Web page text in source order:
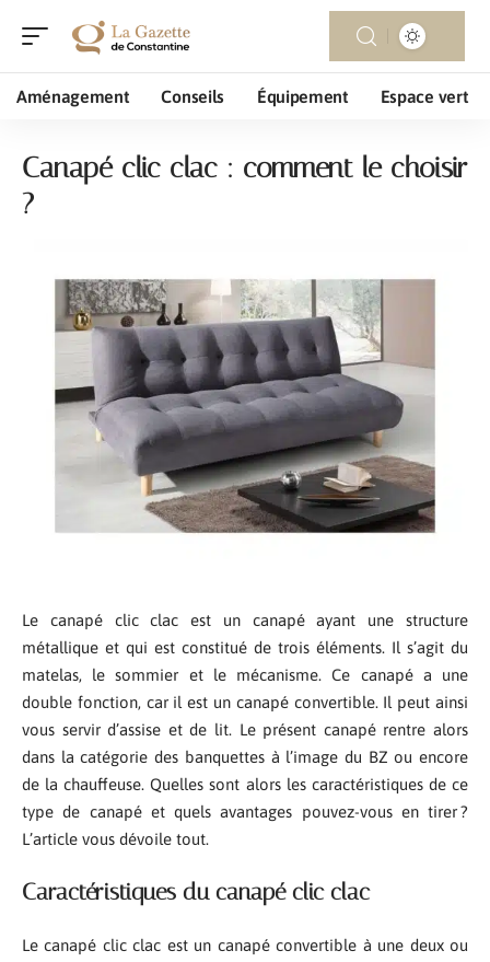
Aménagement Conseils Équipement Espace vert
Canapé clic clac : comment le choisir
?
Le canapé clic clac est un canapé ayant une structure
métallique et qui est constitué de trois éléments. Il s’agit du
matelas, le sommier et le mécanisme. Ce canapé a une
double fonction, car il est un canapé convertible. Il peut ainsi
vous servir d’assise et de lit. Le présent canapé rentre alors
dans la catégorie des banquettes à l’image du BZ ou encore
de la chauffeuse. Quelles sont alors les caractéristiques de ce
type de canapé et quels avantages pouvez-vous en tirer ?
L’article vous dévoile tout.
Caractéristiques du canapé clic clac
Le canapé clic clac est un canapé convertible à une deux ou